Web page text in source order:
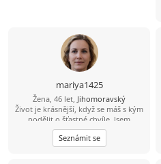
mariya1425
Žena, 46 let, Jihomoravský
Život je krásnější, když se máš s kým
podělit o šťastné chvíle. Jsem
pozitivní, milá a romantická žena.
Vážím si upřímnosti, věrnosti a
rodinných hodnot. Doufám, že
Seznámit se